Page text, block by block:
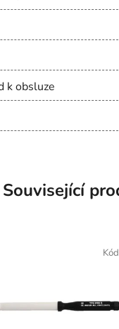
k obsluze
Související